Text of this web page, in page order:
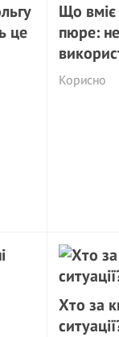
це
Що вміє
пюре:
Корисно
Хто за